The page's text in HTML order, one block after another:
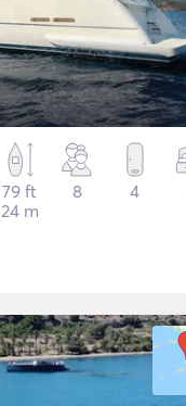
79 ft
24 m
8 4